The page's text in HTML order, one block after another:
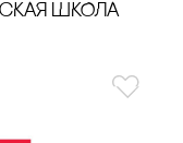
ШКОЛА